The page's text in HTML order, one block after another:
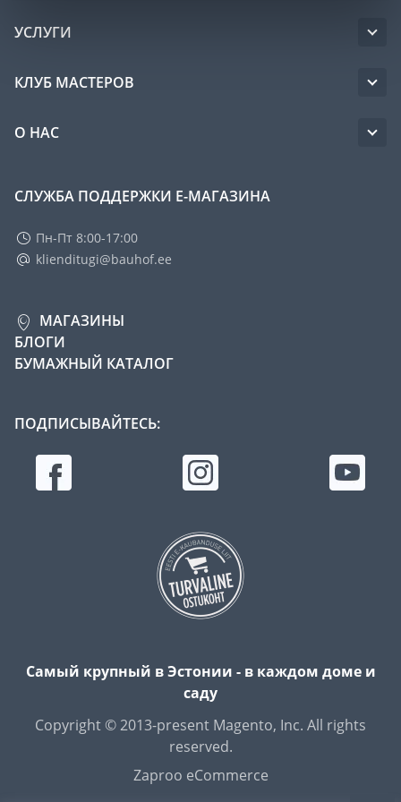
УСЛУГИ
КЛУБ МАСТЕРОВ
О НАС
СЛУЖБА ПОДДЕРЖКИ Е-МАГАЗИНА
Пн-Пт 8:00-17:00
klienditugi@bauhof.ee
МАГАЗИНЫ
БЛОГИ
БУМАЖНЫЙ КАТАЛОГ
ПОДПИСЫВАЙТЕСЬ:
Самый крупный в Эстонии - в каждом доме и
саду
Copyright © 2013-present Magento, Inc. All rights
reserved.
Zaproo eCommerce